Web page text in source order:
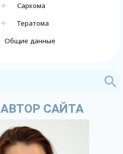
Саркома
Тератома
Общие данные
АВТОР САЙТА